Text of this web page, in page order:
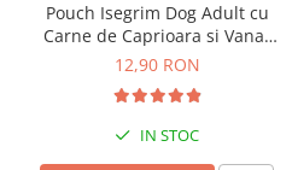
Pouch Isegrim Dog Adult cu
Carne de Caprioara si Vanat
410 Gr
12,90 RON
IN STOC